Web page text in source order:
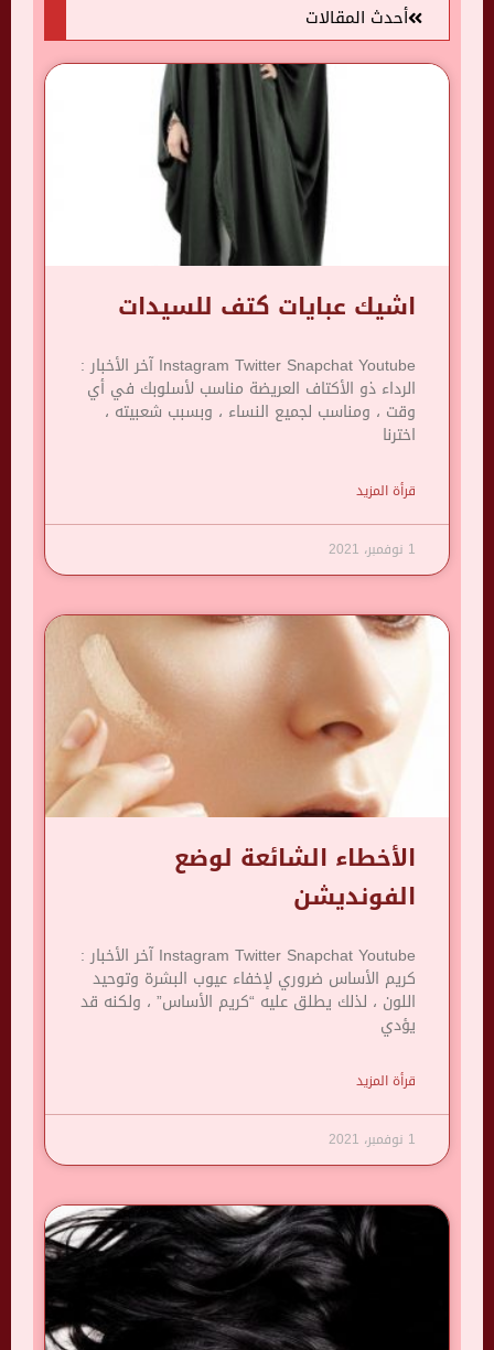
أحدث المقالات
اشيك عبايات كتف للسيدات
Instagram Twitter Snapchat Youtube آخر الأخبار :
الرداء ذو ​​الأكتاف العريضة مناسب لأسلوبك في أي
وقت ، ومناسب لجميع النساء ، وبسبب شعبيته ،
اخترنا
قرأة المزيد
1 نوفمبر، 2021
الأخطاء الشائعة لوضع
الفونديشن
Instagram Twitter Snapchat Youtube آخر الأخبار :
كريم الأساس ضروري لإخفاء عيوب البشرة وتوحيد
اللون ، لذلك يطلق عليه “كريم الأساس” ، ولكنه قد
يؤدي
قرأة المزيد
1 نوفمبر، 2021